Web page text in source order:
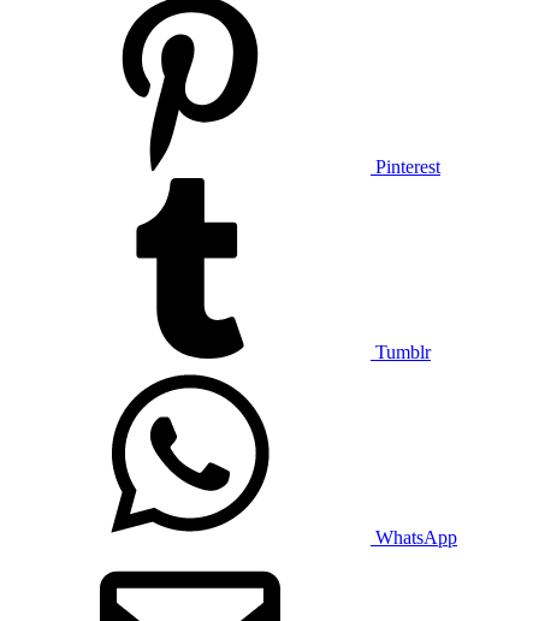
Pinterest
Tumblr
WhatsApp